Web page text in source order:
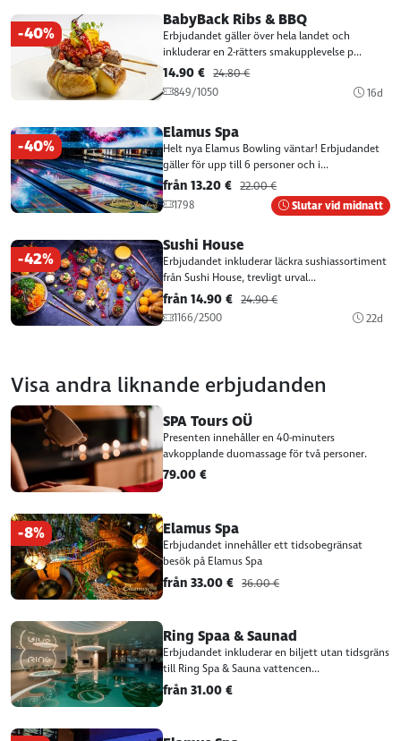
-40%
BabyBack Ribs & BBQ
Erbjudandet gäller över hela landet och
inkluderar en 2-rätters smakupplevelse p...
14.90 € 24.80 €
849/1050
16d
-40%
Elamus Spa
Helt nya Elamus Bowling väntar! Erbjudandet
gäller för upp till 6 personer och i...
från 13.20 € 22.00 €
1798
Slutar vid midnatt
-42%
Sushi House
Erbjudandet inkluderar läckra sushiassortiment
från Sushi House, trevligt urval...
från 14.90 € 24.90 €
1166/2500
22d
Visa andra liknande erbjudanden
SPA Tours OÜ
Presenten innehåller en 40-minuters
avkopplande duomassage för två personer.
79.00 €
-8% Elamus Spa
Erbjudandet innehåller ett tidsobegränsat
besök på Elamus Spa
från 33.00 € 36.00 €
Ring Spaa & Saunad
Erbjudandet inkluderar en biljett utan tidsgräns
till Ring Spa & Sauna vattencen...
från 31.00 €